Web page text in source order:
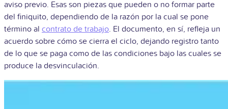
aviso previo. Esas son piezas que pueden o no formar parte
del finiquito, dependiendo de la razón por la cual se pone
término al contrato de trabajo. El documento, en sí, refleja un
acuerdo sobre cómo se cierra el ciclo, dejando registro tanto
de lo que se paga como de las condiciones bajo las cuales se
produce la desvinculación.